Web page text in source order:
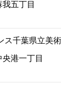
五丁目
ス千葉県立美
港一丁目